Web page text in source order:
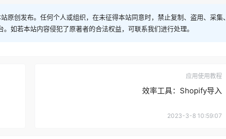
原创发布。任何个人或组织，在未征得本站同意时，禁止复制、盗用、采集、
如若本站内容侵犯了原著者的合法权益，可联系我们进行处理。
应用使用教程
效率工具：Shopify导入
2023-3-8 10:59:07